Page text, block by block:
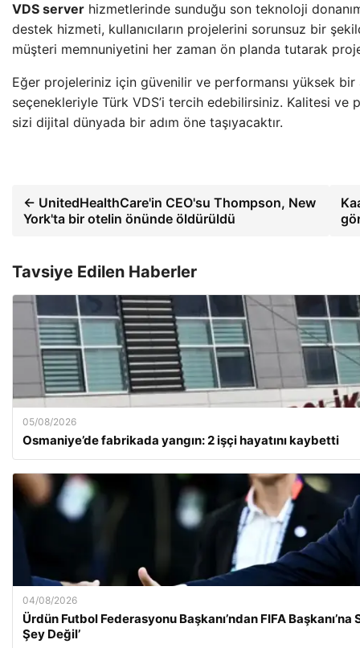
VDS server hizmetlerinde sunduğu son teknoloji
destek hizmeti, kullanıcıların projelerini sorunsuz bir
müşteri memnuniyetini her zaman ön planda tutarak
Eğer projeleriniz için güvenilir ve performansı yüksek bir
seçenekleriyle Türk VDS’i tercih edebilirsiniz. Kalitesi ve
sizi dijital dünyada bir adım öne taşıyacaktır.
← UnitedHealthCare'in CEO'su Thompson, New
York'ta bir otelin önünde öldürüldü
Tavsiye Edilen Haberler
05/08/2026
Osmaniye’de fabrikada yangın: 2 işçi hayatını kaybetti
04/08/2026
Ürdün Futbol Federasyonu Başkanı’ndan FIFA Başkanı’na
Şey Değil’